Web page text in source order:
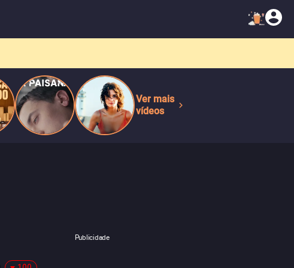
Ver mais
vídeos
Publicidade